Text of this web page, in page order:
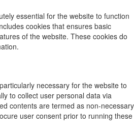
essential for the website to function
cookies that ensures basic
of the website. These cookies do
necessary for the website to
to collect user personal data via
contents are termed as non-necessary
user consent prior to running these